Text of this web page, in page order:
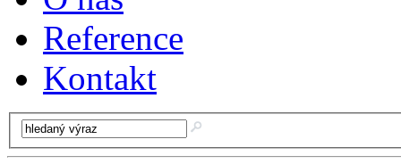
Reference
Kontakt